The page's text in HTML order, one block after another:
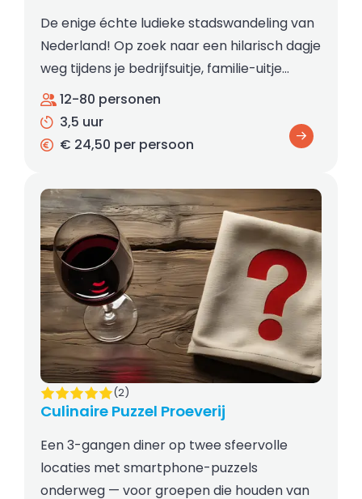
De enige échte ludieke stadswandeling van
Nederland! Op zoek naar een hilarisch dagje
weg tijdens je bedrijfsuitje, familie-uitje…
12-80 personen
3,5 uur
€ 24,50 per persoon
Culinaire Puzzel Proeverij
(2)
Een 3-gangen diner op twee sfeervolle
locaties met smartphone-puzzels
onderweg — voor groepen die houden van